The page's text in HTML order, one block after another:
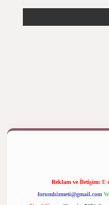
Reklam ve İletişim: E-
forumhizmeti@gmail.com